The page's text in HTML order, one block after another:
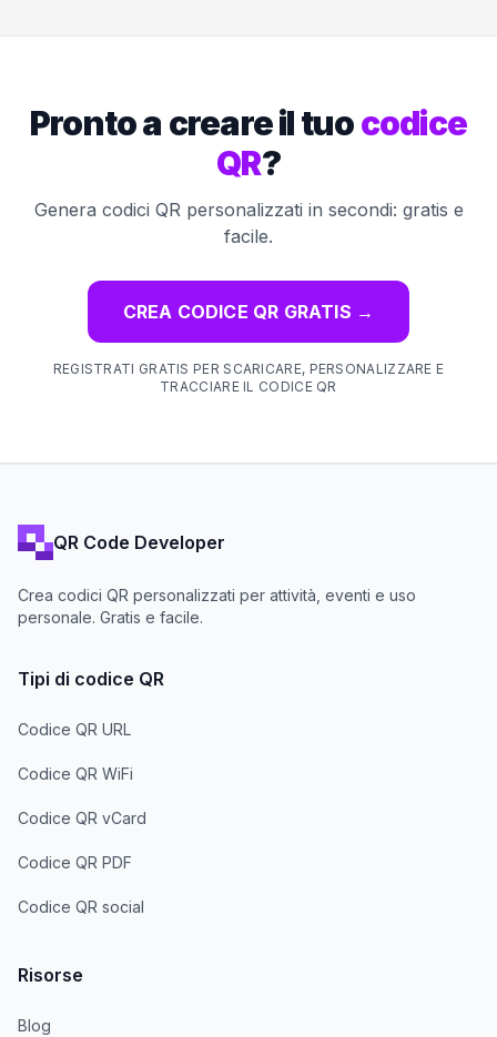
Pronto a creare il tuocodice
QR?
Genera codici QR personalizzati in secondi: gratis e
facile.
CREA CODICE QR GRATIS →
REGISTRATI GRATIS PER SCARICARE, PERSONALIZZARE E
TRACCIARE IL CODICE QR
QR Code Developer
Crea codici QR personalizzati per attività, eventi e uso
personale. Gratis e facile.
Tipi di codice QR
Codice QR URL
Codice QR WiFi
Codice QR vCard
Codice QR PDF
Codice QR social
Risorse
Blog